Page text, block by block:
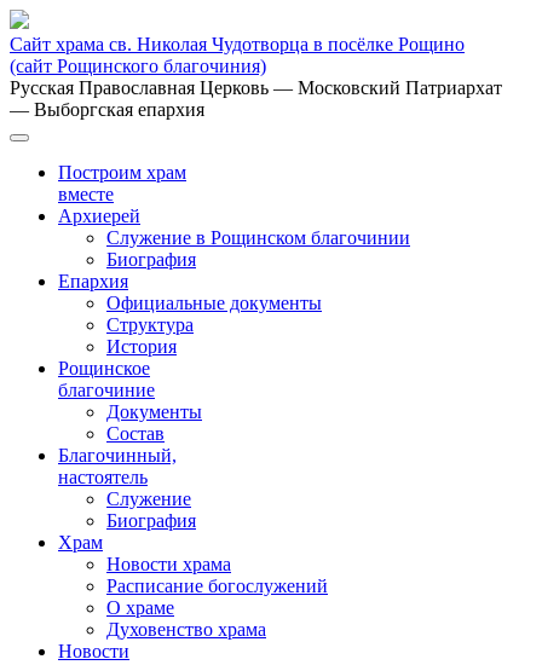
Сайт храма св. Николая Чудотворца в посёлке Рощино
(сайт Рощинского благочиния)
Русская Православная Церковь — Московский Патриархат
— Выборгская епархия
Построим храм
вместе
Архиерей
Служение в Рощинском благочинии
Биография
Епархия
Официальные документы
Структура
История
Рощинское
благочиние
Документы
Состав
Благочинный,
настоятель
Служение
Биография
Храм
Новости храма
Расписание богослужений
О храме
Духовенство храма
Новости